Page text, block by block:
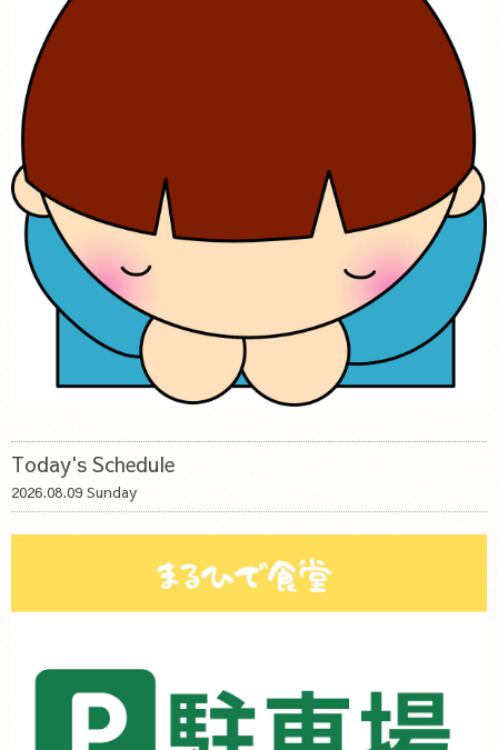
Today's Schedule
2026.08.09 Sunday